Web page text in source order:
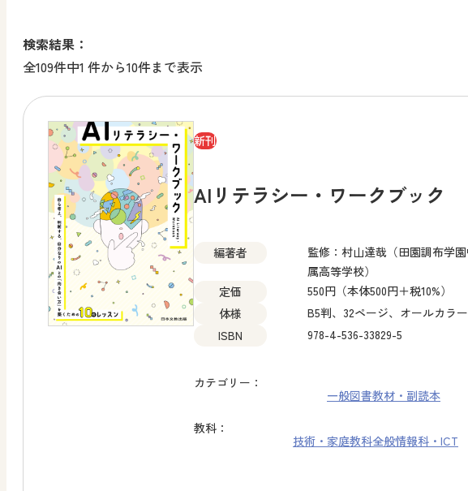
検索結果：
全109件中1 件から10件まで表示
新刊
AIリテラシー・ワークブック
編著者
監修：村山達哉（田園調布学
属高等学校）
定価
550円（本体500円＋税10%）
体様
B5判、32ページ、オールカラー
ISBN
978-4-536-33829-5
カテゴリー：
一般図書教材・副読本
教科：
技術・家庭教科全般情報科・ICT